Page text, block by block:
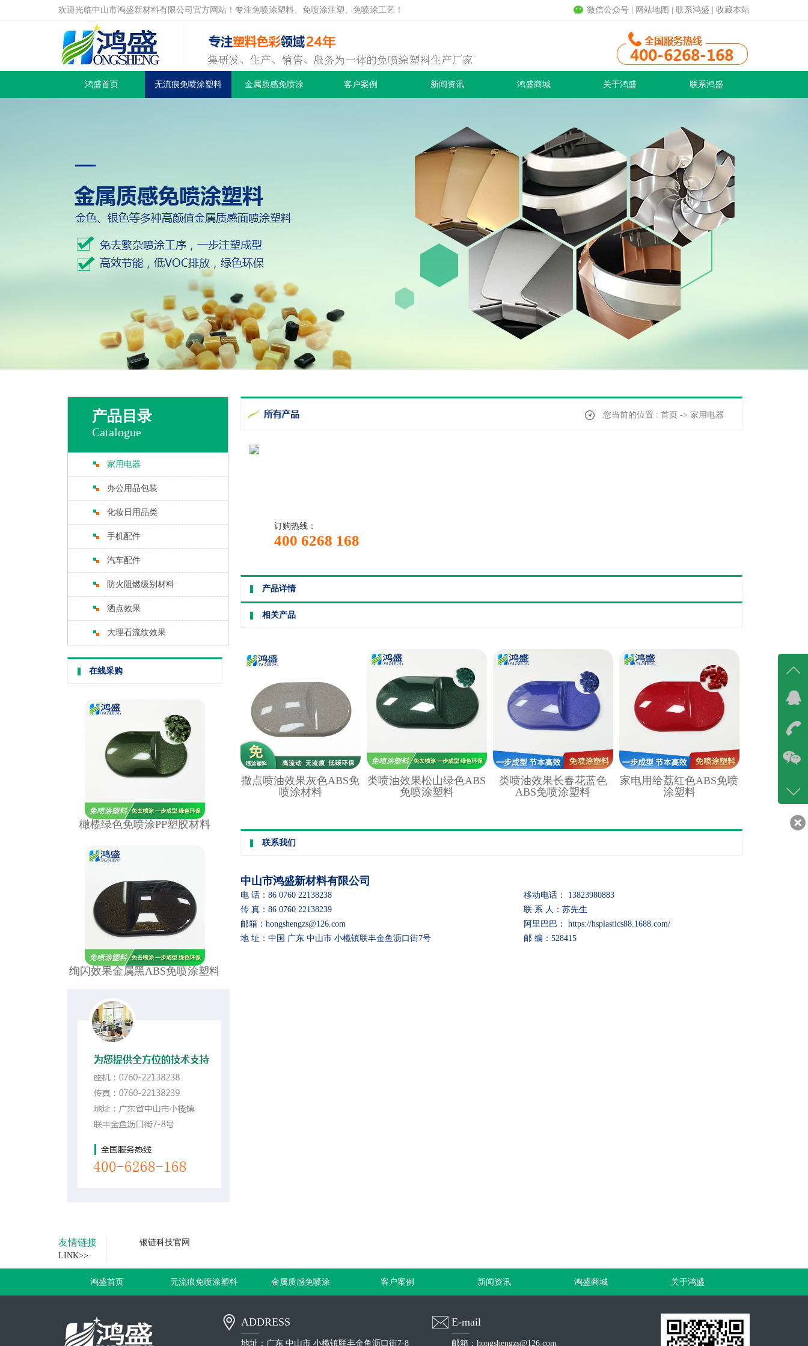
欢迎光临中山市鸿盛新材料有限公司官方网站！专注免喷涂塑料、免喷涂注塑、免喷涂工艺！ 微信公众号 网站地图 联系鸿盛 收藏本站
鸿盛首页 无流痕免喷涂塑料 金属质感免喷涂 客户案例 新闻资讯 鸿盛商城 关于鸿盛 联系鸿盛
产品目录
Catalogue
家用电器
办公用品包装
化妆日用品类
手机配件
汽车配件
防火阻燃级别材料
洒点效果
大理石流纹效果
在线采购
橄榄绿色免喷涂PP塑胶材料
绚闪效果金属黑ABS免喷涂塑料
您当前的位置 : 首页 -> 家用电器
订购热线：
400 6268 168
产品详情
相关产品
撒点喷油效果灰色ABS免
喷涂材料
类喷油效果松山绿色ABS
免喷涂塑料
类喷油效果长春花蓝色
ABS免喷涂塑料
家电用给荔红色ABS免喷
涂塑料
联系我们
中山市鸿盛新材料有限公司
电 话：86 0760 22138238
移动电话： 13823980883
传 真：86 0760 22138239
联 系 人：苏先生
邮箱：hongshengzs@126.com
阿里巴巴： https://hsplastics88.1688.com/
地 址：中国 广东 中山市 小榄镇联丰金鱼沥口街7号
邮 编：528415
友情链接
LINK>>
银链科技官网
鸿盛首页 无流痕免喷涂塑料 金属质感免喷涂 客户案例 新闻资讯 鸿盛商城 关于鸿盛
ADDRESS
地址：广东 中山市 小榄镇联丰金鱼沥口街7-8
E-mail
邮箱：hongshengzs@126.com
在线
咨询
400-
客服